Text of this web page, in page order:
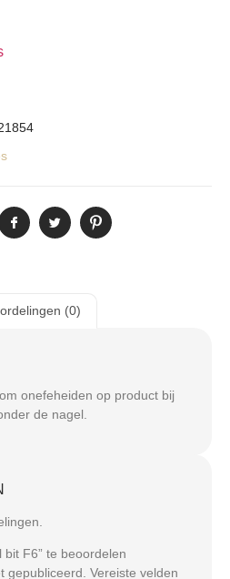
(0)
onefeheiden op product bij
de nagel.
bit F6” te beoordelen
gepubliceerd. Vereiste velden